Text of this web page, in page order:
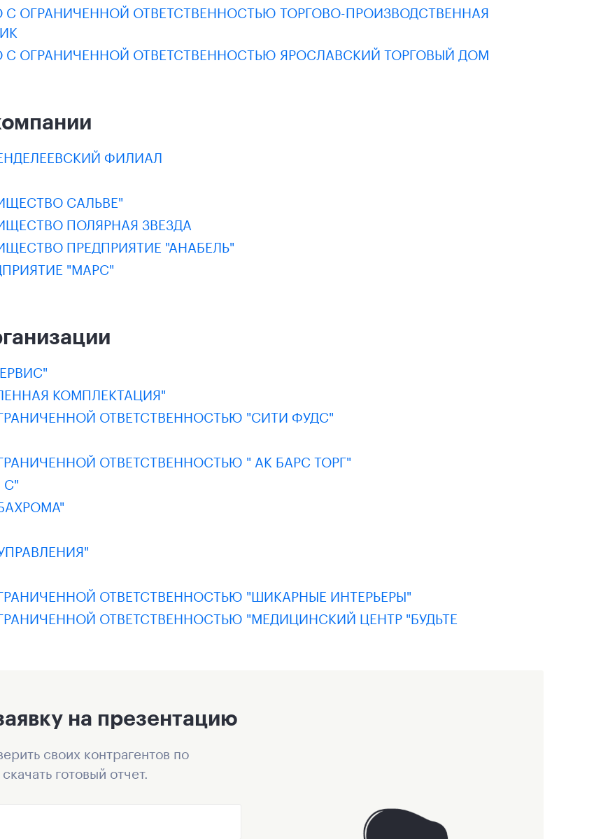
ОГРАНИЧЕННОЙ ОТВЕТСТВЕННОСТЬЮ ТОРГОВО-ПРОИЗВОДСТВЕННАЯ
ОГРАНИЧЕННОЙ ОТВЕТСТВЕННОСТЬЮ ЯРОСЛАВСКИЙ ТОРГОВЫЙ ДОМ
ФИЛИАЛ
САЛЬВЕ"
ПОЛЯРНАЯ ЗВЕЗДА
ПРЕДПРИЯТИЕ "АНАБЕЛЬ"
"МАРС"
КОМПЛЕКТАЦИЯ"
ОТВЕТСТВЕННОСТЬЮ "СИТИ ФУДС"
ОТВЕТСТВЕННОСТЬЮ " АК БАРС ТОРГ"
ОТВЕТСТВЕННОСТЬЮ "ШИКАРНЫЕ ИНТЕРЬЕРЫ"
ОТВЕТСТВЕННОСТЬЮ "МЕДИЦИНСКИЙ ЦЕНТР "БУДЬТЕ
на презентацию
своих контрагентов по
готовый отчет.